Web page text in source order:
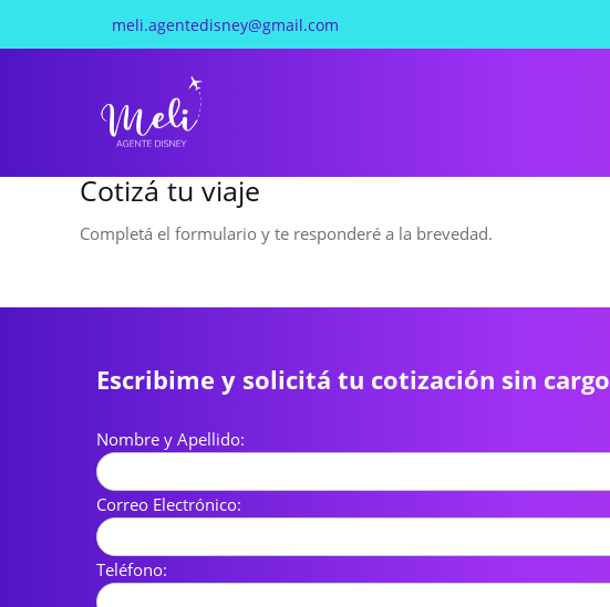
meli.agentedisney@gmail.com
Cotizá tu viaje
Completá el formulario y te responderé a la brevedad.
Escribime y solicitá tu cotización sin cargo
Nombre y Apellido:
Correo Electrónico:
Teléfono: